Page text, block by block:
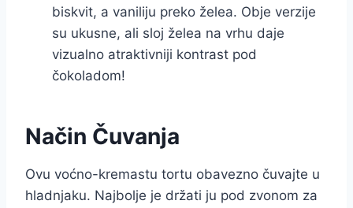
biskvit, a vaniliju preko želea. Obje verzije
su ukusne, ali sloj želea na vrhu daje
vizualno atraktivniji kontrast pod
čokoladom!
Način Čuvanja
Ovu voćno-kremastu tortu obavezno čuvajte u
hladnjaku. Najbolje je držati ju pod zvonom za